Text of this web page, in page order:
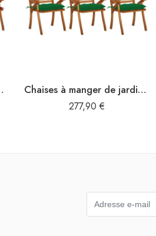
3 Acacia massif Chaises à manger de jardin avec coussins lot de 3 Acacia massif
277,90 €